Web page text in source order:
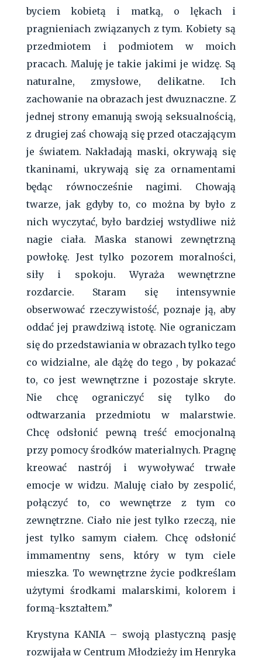
byciem kobietą i matką, o lękach i
pragnieniach związanych z tym. Kobiety są
przedmiotem i podmiotem w moich
pracach. Maluję je takie jakimi je widzę. Są
naturalne, zmysłowe, delikatne. Ich
zachowanie na obrazach jest dwuznaczne. Z
jednej strony emanują swoją seksualnością,
z drugiej zaś chowają się przed otaczającym
je światem. Nakładają maski, okrywają się
tkaninami, ukrywają się za ornamentami
będąc równocześnie nagimi. Chowają
twarze, jak gdyby to, co można by było z
nich wyczytać, było bardziej wstydliwe niż
nagie ciała. Maska stanowi zewnętrzną
powłokę. Jest tylko pozorem moralności,
siły i spokoju. Wyraża wewnętrzne
rozdarcie. Staram się intensywnie
obserwować rzeczywistość, poznaje ją, aby
oddać jej prawdziwą istotę. Nie ograniczam
się do przedstawiania w obrazach tylko tego
co widzialne, ale dążę do tego , by pokazać
to, co jest wewnętrzne i pozostaje skryte.
Nie chcę ograniczyć się tylko do
odtwarzania przedmiotu w malarstwie.
Chcę odsłonić pewną treść emocjonalną
przy pomocy środków materialnych. Pragnę
kreować nastrój i wywoływać trwałe
emocje w widzu. Maluję ciało by zespolić,
połączyć to, co wewnętrze z tym co
zewnętrzne. Ciało nie jest tylko rzeczą, nie
jest tylko samym ciałem. Chcę odsłonić
immamentny sens, który w tym ciele
mieszka. To wewnętrzne życie podkreślam
użytymi środkami malarskimi, kolorem i
formą-kształtem.”
Krystyna KANIA – swoją plastyczną pasję
rozwijała w Centrum Młodzieży im Henryka